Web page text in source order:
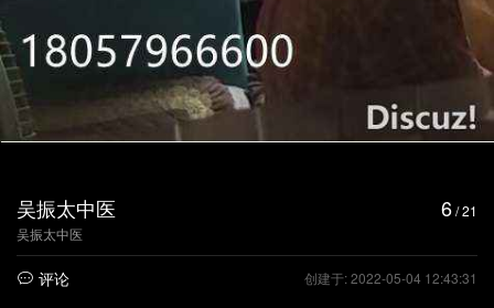
6/ 21
吴振太中医
吴振太中医
创建于: 2022-05-04 12:43:31
 评论